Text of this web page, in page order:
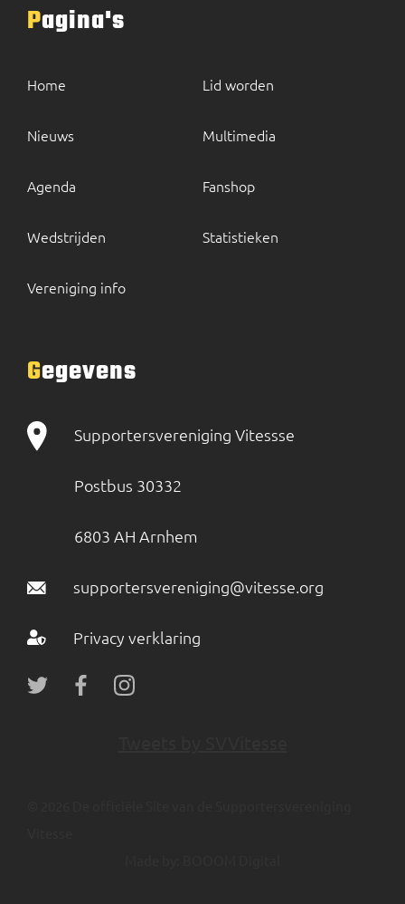
Pagina's
Home
Nieuws
Agenda
Wedstrijden
Vereniging info
Lid worden
Multimedia
Fanshop
Statistieken
Gegevens
Supportersvereniging Vitessse
Postbus 30332
6803 AH Arnhem
supportersvereniging@vitesse.org
Privacy verklaring